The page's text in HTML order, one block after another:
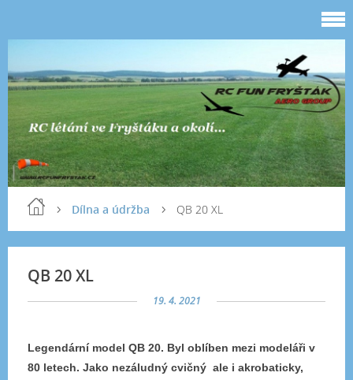
Dílna a údržba QB 20 XL
QB 20 XL
19. 4. 2021
Legendární model QB 20. Byl oblíben mezi modeláři v
80 letech. Jako nezáludný cvičný ale i akrobaticky,